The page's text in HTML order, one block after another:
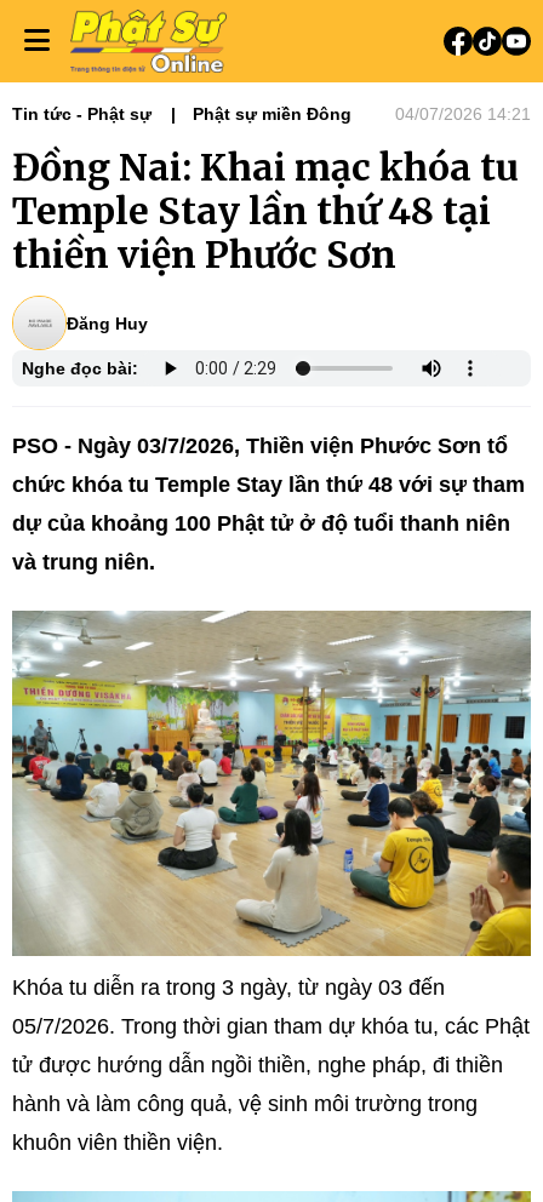
Tin tức - Phật sự Phật sự miền Đông 04/07/2026 14:21
Đồng Nai: Khai mạc khóa tu
Temple Stay lần thứ 48 tại
thiền viện Phước Sơn
Đăng Huy
Nghe đọc bài:
PSO - Ngày 03/7/2026, Thiền viện Phước Sơn tổ
chức khóa tu Temple Stay lần thứ 48 với sự tham
dự của khoảng 100 Phật tử ở độ tuổi thanh niên
và trung niên.
Khóa tu diễn ra trong 3 ngày, từ ngày 03 đến
05/7/2026. Trong thời gian tham dự khóa tu, các Phật
tử được hướng dẫn ngồi thiền, nghe pháp, đi thiền
hành và làm công quả, vệ sinh môi trường trong
khuôn viên thiền viện.